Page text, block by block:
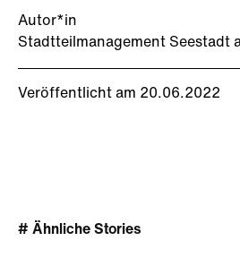
Autor*in
Stadtteilmanagement Seestadt
Veröffentlicht am 20.06.2022
# Ähnliche Stories